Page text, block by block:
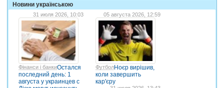
Новини українською
31 июля 2026, 10:03
Фінанси і банкиОстался
последний день: 1
августа у украинцев с
05 августа 2026, 12:59
ФутболНоєр вирішив,
коли завершить
кар'єру